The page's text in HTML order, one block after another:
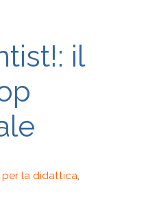
il
per la didattica,